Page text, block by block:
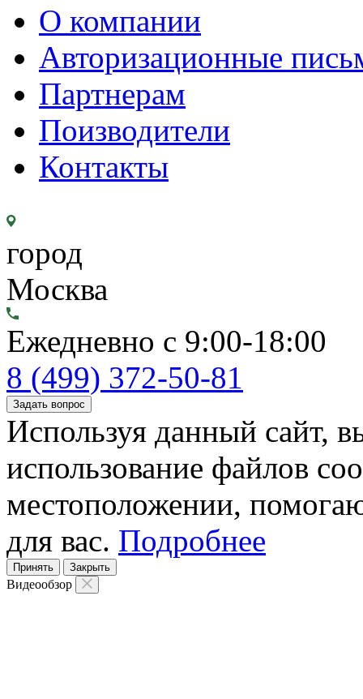
О компании
Авторизационные
Партнерам
Поизводители
Контакты
город
Москва
Ежедневно с 9:00-18:00
8 (499) 372-50-81
Задать вопрос
Используя данный сайт,
использование файлов
местоположении,
для вас. Подробнее
Принять Закрыть
Видеообзор